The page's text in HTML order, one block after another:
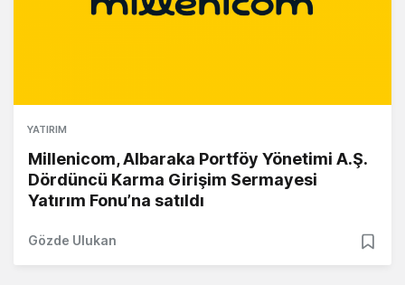
YATIRIM
Millenicom, Albaraka Portföy Yönetimi A.Ş.
Dördüncü Karma Girişim Sermayesi
Yatırım Fonu’na satıldı
Gözde Ulukan